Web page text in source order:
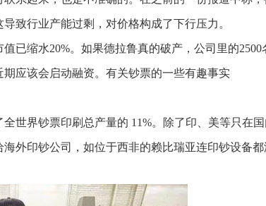
致行业产能过剩，对价格构成了下行压力。
缩水20%。如果德拉鲁真的破产，公司里的2500
应该会启动融资。有关钞票的一些有趣事实
界钞票印刷总产量的 11%。除了印、美等只在国
外印钞公司，如位于西非的赖比瑞亚连印钞设备